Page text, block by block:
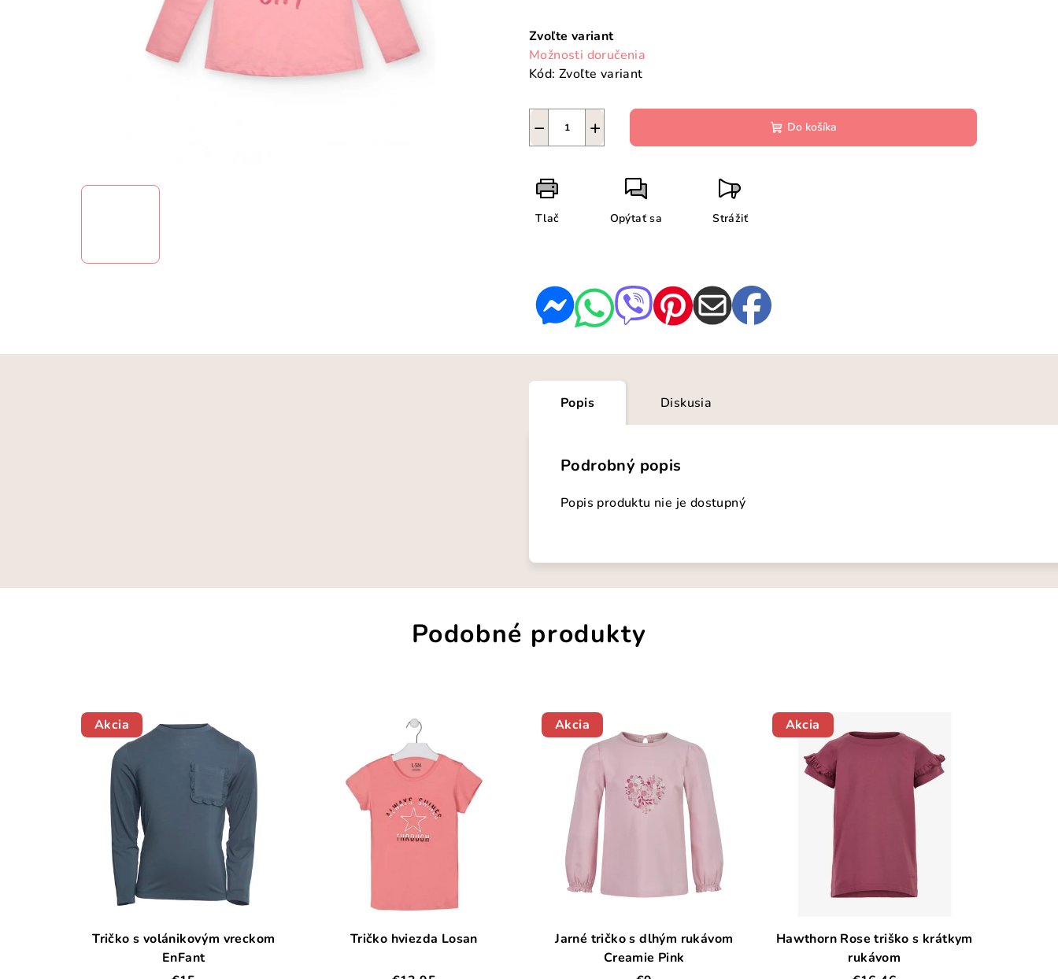
cena:
Zvoľte variant
Možnosti doručenia
Kód: Zvoľte variant
+
− Do košíka
Tlač Opýtať sa Strážiť
Popis Diskusia
Podrobný popis
Popis produktu nie je dostupný
Podobné produkty
Akcia
Tričko s volánikovým vreckom
EnFant
Tričko hviezda Losan
Akcia
Jarné tričko s dlhým rukávom
Creamie Pink
Akcia
Hawthorn Rose triško s krátkym
rukávom